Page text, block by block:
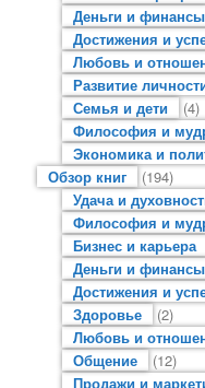
Деньги и финансы
Достижения и
Любовь и
Развитие
Семья и дети
(4)
Философия и
Экономика и
Обзор книг
(194)
Удача и
Философия и
Бизнес и карьера
Деньги и финансы
Достижения и
Здоровье
(2)
Любовь и
Общение
(12)
Продажи и